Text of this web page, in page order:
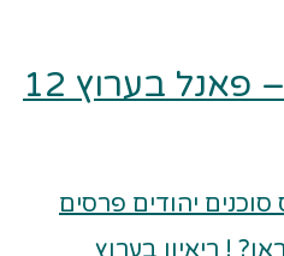
בין עזה לטהראן – פאנל בערוץ 12